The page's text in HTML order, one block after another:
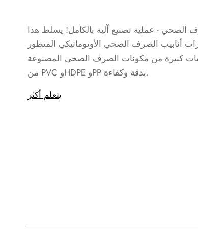
الصحي - عملية تصنيع آلية بالكامل! يسلط هذا
أنابيب الصرف الصحي الأوتوماتيكي المتطور
كبيرة من مكونات الصرف الصحي المصنوعة
من PVC وHDPE وPP بدقة وكفاءة.
يتعلم أكثر